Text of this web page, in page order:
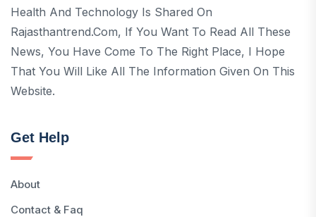
Health And Technology Is Shared On
Rajasthantrend.com, If You Want To Read All These
News, You Have Come To The Right Place, I Hope
That You Will Like All The Information Given On This
Website.
Get Help
About
Contact & Faq